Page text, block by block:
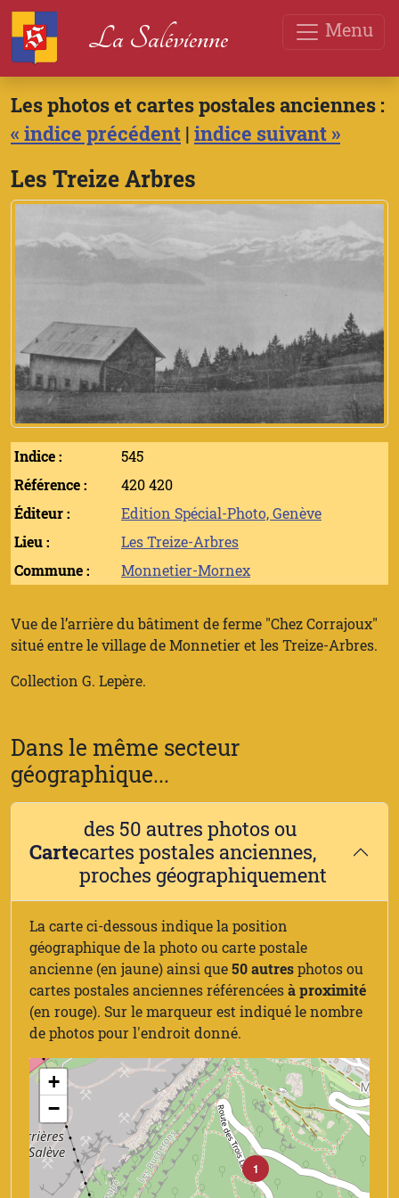
Menu
La Salévienne
Les photos et cartes postales anciennes :
« indice précédent | indice suivant »
Les Treize Arbres
Indice :
545
Référence :
420 420
Éditeur :
Edition Spécial-Photo, Genève
Lieu :
Les Treize-Arbres
Commune :
Monnetier-Mornex
Vue de l’arrière du bâtiment de ferme "Chez Corrajoux"
situé entre le village de Monnetier et les Treize-Arbres.
Collection G. Lepère.
Dans le même secteur
géographique...
Carte
des 50 autres photos ou
cartes postales anciennes,
proches géographiquement
La carte ci-dessous indique la position
géographique de la photo ou carte postale
ancienne (en jaune) ainsi que50 autresphotos ou
cartes postales anciennes référencéesà proximité
(en rouge). Sur le marqueur est indiqué le nombre
de photos pour l'endroit donné.
1
+
−